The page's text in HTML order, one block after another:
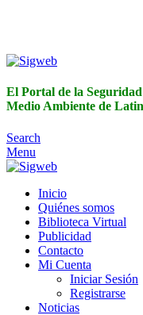
El Portal de la
Medio Ambiente de
Search
Menu
Inicio
Quiénes somos
Biblioteca Virtual
Publicidad
Contacto
Mi Cuenta
Iniciar Sesión
Registrarse
Noticias